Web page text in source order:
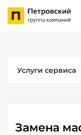
Услуги сервиса
Замена